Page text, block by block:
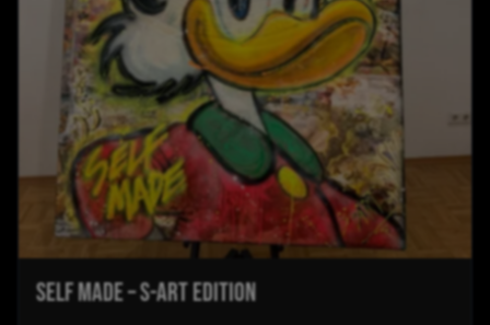
SELF MADE – S-ART EDITION